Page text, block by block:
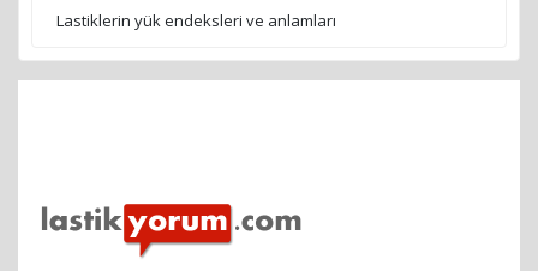
Lastiklerin yük endeksleri ve anlamları